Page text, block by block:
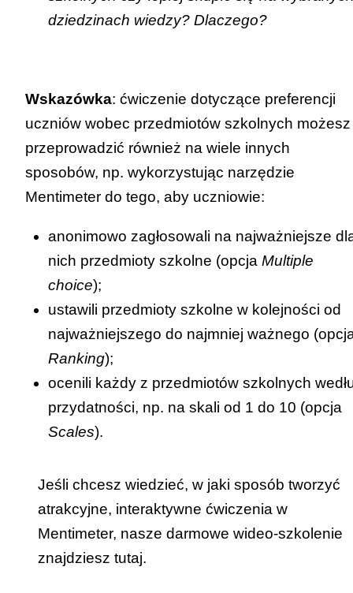
dziedzinach wiedzy? Dlaczego?
Wskazówka: ćwiczenie dotyczące preferencji
uczniów wobec przedmiotów szkolnych możesz
przeprowadzić również na wiele innych
sposobów, np. wykorzystując narzędzie
Mentimeter do tego, aby uczniowie:
anonimowo zagłosowali na najważniejsze
nich przedmioty szkolne (opcja Multiple
choice);
ustawili przedmioty szkolne w kolejności od
najważniejszego do najmniej ważnego
Ranking);
ocenili każdy z przedmiotów szkolnych
przydatności, np. na skali od 1 do 10 (opcja
Scales).
Jeśli chcesz wiedzieć, w jaki sposób tworzyć
atrakcyjne, interaktywne ćwiczenia w
Mentimeter, nasze darmowe wideo-szkolenie
znajdziesz tutaj.